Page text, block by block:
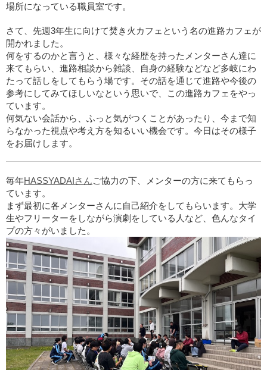
場所になっている職員室です。
さて、先週3年生に向けて焚き火カフェという名の進路カフェが
開かれました。
何をするのかと言うと、様々な経歴を持ったメンターさん達に
来てもらい、進路相談から雑談、自身の経験などなど多岐にわ
たって話しをしてもらう場です。その話を通じて進路や今後の
参考にしてみてほしいなという思いで、この進路カフェをやっ
ています。
何気ない会話から、ふっと気がつくことがあったり、今まで知
らなかった視点や考え方を知るいい機会です。今日はその様子
をお届けします。
毎年HASSYADAIさんご協力の下、メンターの方に来てもらっ
ています。
まず最初に各メンターさんに自己紹介をしてもらいます。大学
生やフリーターをしながら演劇をしている人など、色んなタイ
プの方々がいました。